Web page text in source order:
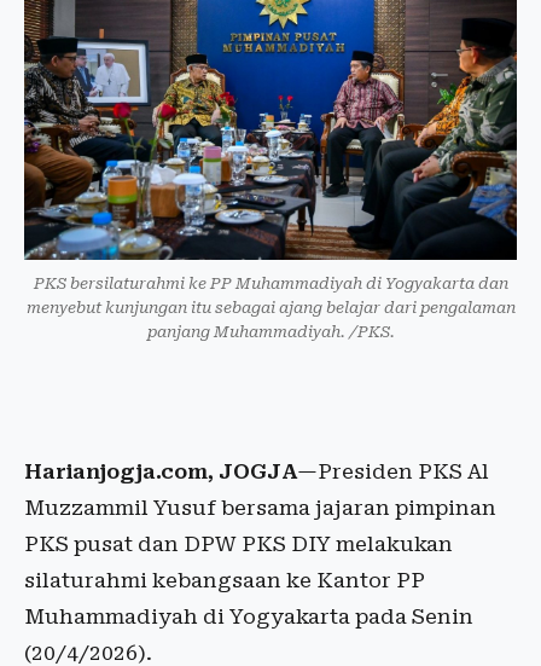
PKS bersilaturahmi ke PP Muhammadiyah di Yogyakarta dan
menyebut kunjungan itu sebagai ajang belajar dari pengalaman
panjang Muhammadiyah. /PKS.
Harianjogja.com, JOGJA—Presiden PKS Al
Muzzammil Yusuf bersama jajaran pimpinan
PKS pusat dan DPW PKS DIY melakukan
silaturahmi kebangsaan ke Kantor PP
Muhammadiyah di Yogyakarta pada Senin
(20/4/2026).